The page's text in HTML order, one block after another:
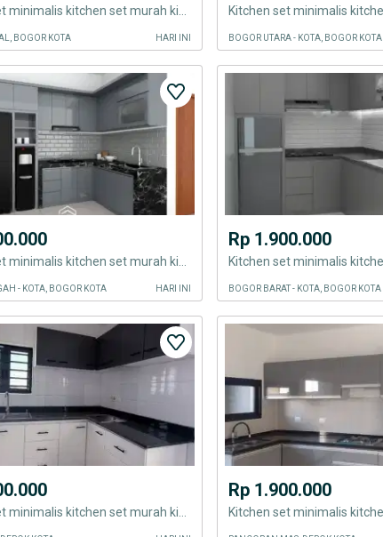
BOGOR KOTA HARI INI BOGOR UTARA - KOTA, BOGOR KOTA
- KOTA, BOGOR KOTA HARI INI
Rp 1.900.000
BOGOR BARAT - KOTA, BOGOR KOTA
Rp 1.900.000